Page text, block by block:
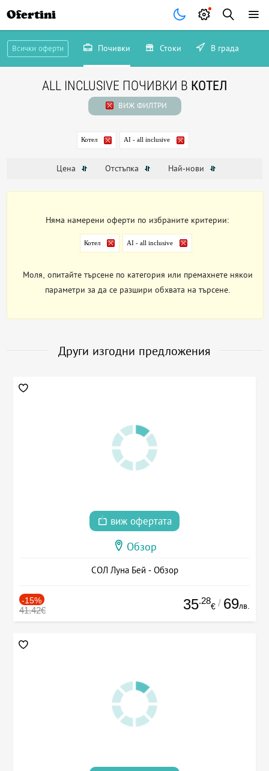
Ofertini
Всички оферти Почивки Стоки В града
ALL INCLUSIVE ПОЧИВКИ В КОТЕЛ
ВИЖ ФИЛТРИ
Котел AI - all inclusive
Цена Отстъпка Най-нови
Няма намерени оферти по избраните критерии:
Котел AI - all inclusive
Моля, опитайте търсене по категория или премахнете някои
параметри за да се разшири обхвата на търсене.
Други изгодни предложения
виж офертата
Обзор
СОЛ Луна Бей - Обзор
-15%
41.42€ 35.28
€ / 69лв.